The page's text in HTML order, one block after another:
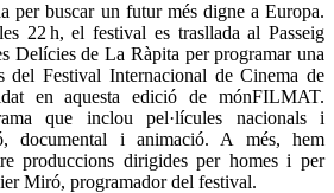
per buscar un futur més digne a Europa.
22 h, el festival es trasllada al Passeig
Delícies de La Ràpita per programar una
del Festival Internacional de Cinema de
en aquesta edició de mónFILMAT.
que inclou pel·lícules nacionals i
documental i animació. A més, hem
produccions dirigides per homes i per
Miró, programador del festival.